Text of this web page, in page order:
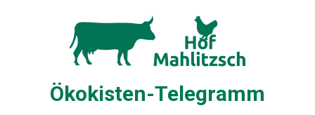
Ökokisten-Telegramm